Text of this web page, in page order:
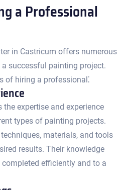
a Professional
in Castricum offers numerous
successful painting project.​
of hiring a professional⁚
expertise and experience
types of painting projects.​
materials, and tools
results.​ Their knowledge
efficiently and to a